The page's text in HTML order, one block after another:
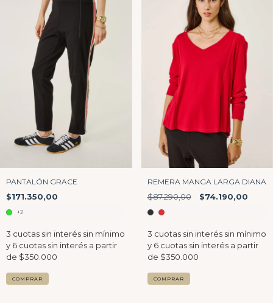
PANTALÓN GRACE
$171.350,00
+2
COMPRAR
REMERA MANGA LARGA DIANA
$87.290,00 $74.190,00
COMPRAR